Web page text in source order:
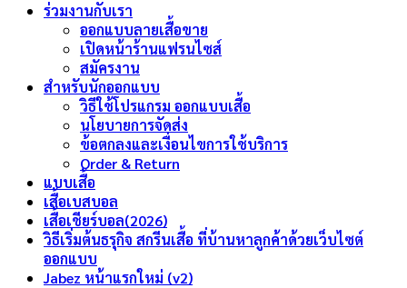
ร่วมงานกับเรา
ออกแบบลายเสื้อขาย
เปิดหน้าร้านแฟรนไซส์
สมัครงาน
สำหรับนักออกแบบ
วิธีใช้โปรแกรม ออกแบบเสื้อ
นโยบายการจัดส่ง
ข้อตกลงและเงื่อนไขการใช้บริการ
Order & Return
แบบเสื้อ
เสื้อเบสบอล
เสื้อเชียร์บอล(2026)
วิธีเริ่มต้นธรุกิจ สกรีนเสื้อ ที่บ้านหาลูกค้าด้วยเว็บไซต์
ออกแบบ
Jabez หน้าแรกใหม่ (v2)